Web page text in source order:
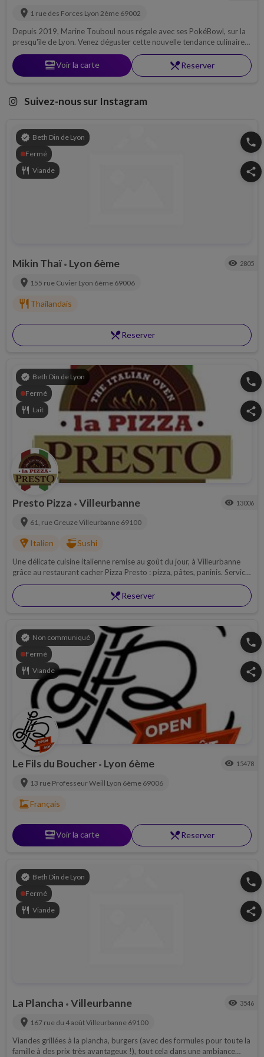
location_on 1 rue des Forces Lyon 2ème 69002
Depuis 2019, Marine Touboul nous régale avec ses PokéBowl, sur la
presqu'île de Lyon. Venez déguster cette nouvelle tendance culinaire
healthy !
set_mealVoir la carte restaurant_menuReserver
Suivez-nous sur Instagram
verified Beth Din de Lyon
Fermé
restaurant Viande
phone
share
Mikin Thaï • Lyon 6ème visibility 2805
location_on 155 rue Cuvier Lyon 6ème 69006
restaurant Thailandais
restaurant_menuReserver
verified Beth Din de Lyon
Fermé
restaurant Lait
phone
share
Presto Pizza • Villeurbanne visibility 13006
location_on 61, rue GreuzeVilleurbanne 69100
local_pizzaItalien ramen_diningSushi
Une délicate cuisine italienne remise au goût du jour, à Villeurbanne
grâce au restaurant cacher Pizza Presto : pizza, pâtes, paninis. Service
de livraison à domicile ou à emporter !
restaurant_menuReserver
verified Non communiqué
Fermé
restaurant Viande
phone
share
Le Fils du Boucher • Lyon 6ème visibility 15478
location_on 13 rue Professeur Weill Lyon 6ème 69006
dinner_diningFrançais
set_mealVoir la carte restaurant_menuReserver
verified Beth Din de Lyon
Fermé
restaurant Viande
phone
share
La Plancha • Villeurbanne visibility 3546
location_on 167 rue du 4 aoûtVilleurbanne 69100
Viandes grillées à la plancha, burgers (avec des formules pour toute la
famille à des prix très avantageux !), tout cela dans une ambiance